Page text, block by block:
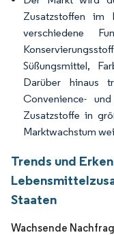
Zusatzstoffen im
verschiedene
Süßungsmittel,
Darüber hinaus
Convenience-
Zusatzstoffe in
Marktwachstum
Trends und
Staaten
Wachsende